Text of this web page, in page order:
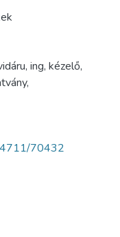
, ing, kézelő,
,
70432